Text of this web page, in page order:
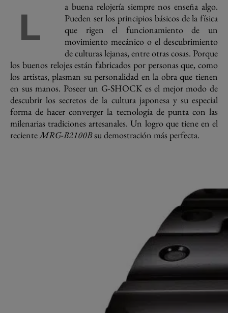
L
a buena relojería siempre nos enseña algo.
Pueden ser los principios básicos de la física
que rigen el funcionamiento de un
movimiento mecánico o el descubrimiento
de culturas lejanas, entre otras cosas. Porque
los buenos relojes están fabricados por personas que, como
los artistas, plasman su personalidad en la obra que tienen
en sus manos. Poseer un G-SHOCK es el mejor modo de
descubrir los secretos de la cultura japonesa y su especial
forma de hacer converger la tecnología de punta con las
milenarias tradiciones artesanales. Un logro que tiene en el
recienteMRG-B2100Bsu demostración más perfecta.